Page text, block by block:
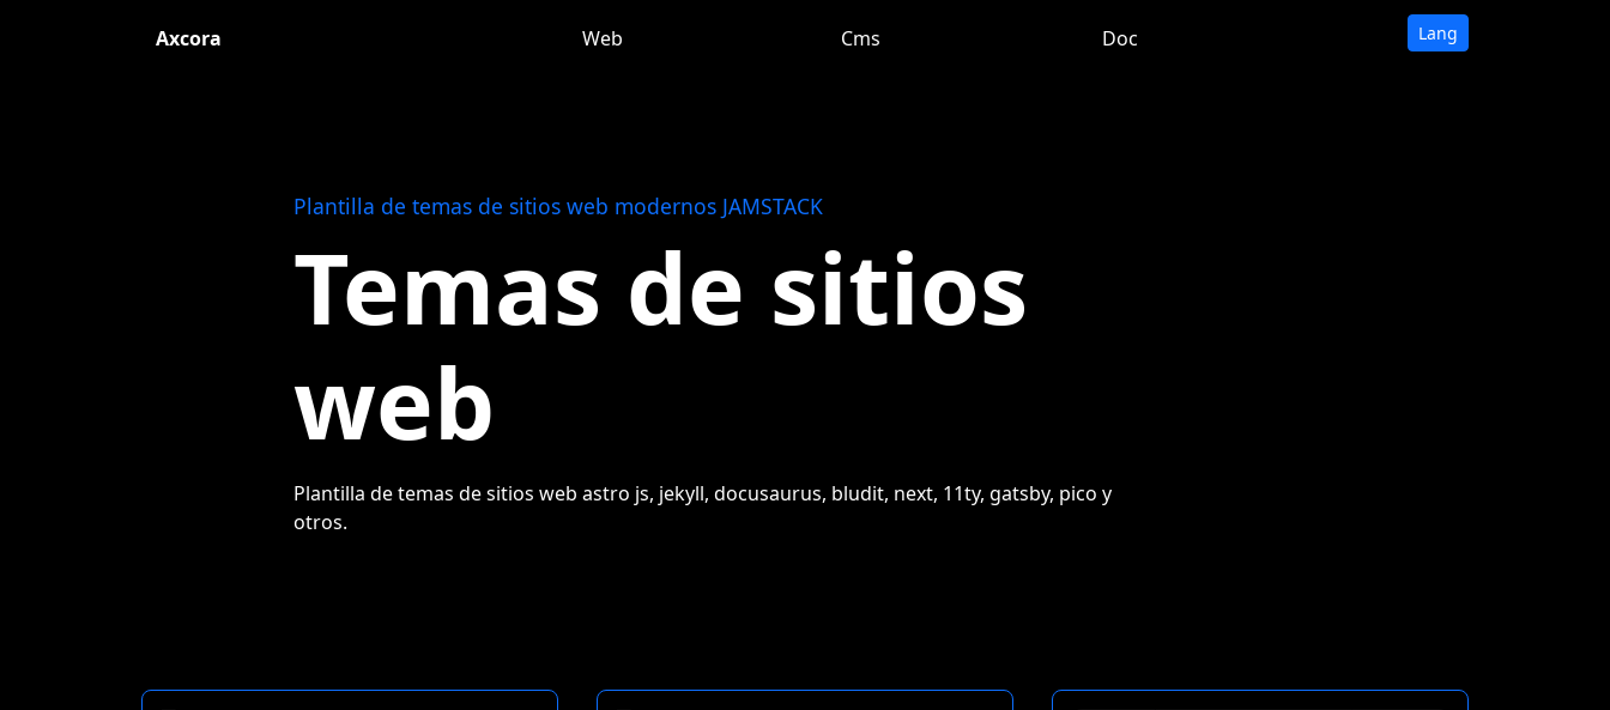
Axcora Web Cms Doc Lang
Plantilla de temas de sitios web modernos JAMSTACK
Temas de sitios
web
Plantilla de temas de sitios web astro js, jekyll, docusaurus, bludit, next, 11ty, gatsby, pico y
otros.